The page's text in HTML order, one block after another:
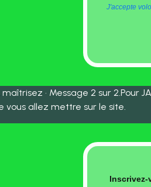
J'accepte
• Message 2 sur 2.Pour
vous allez mettre sur le site.
Inscrivez-